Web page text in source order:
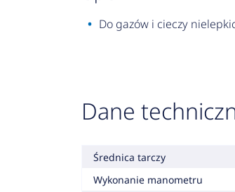
Do gazów i cieczy
Dane
Średnica tarczy
Wykonanie manometru